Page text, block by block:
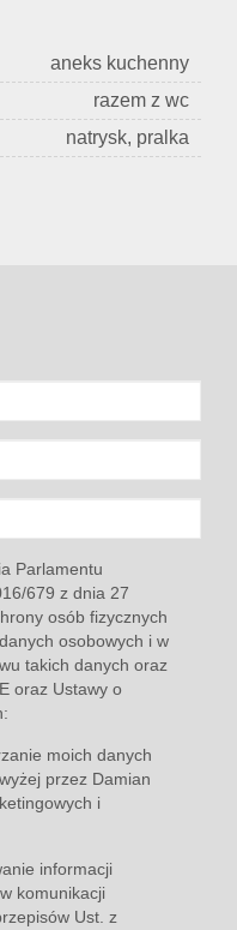
aneks kuchenny
razem z wc
natrysk, pralka
Parlamentu
679 z dnia 27
osób fizycznych
osobowych i w
takich danych oraz
oraz Ustawy o
moich danych
przez Damian
i
informacji
komunikacji
Ust. z